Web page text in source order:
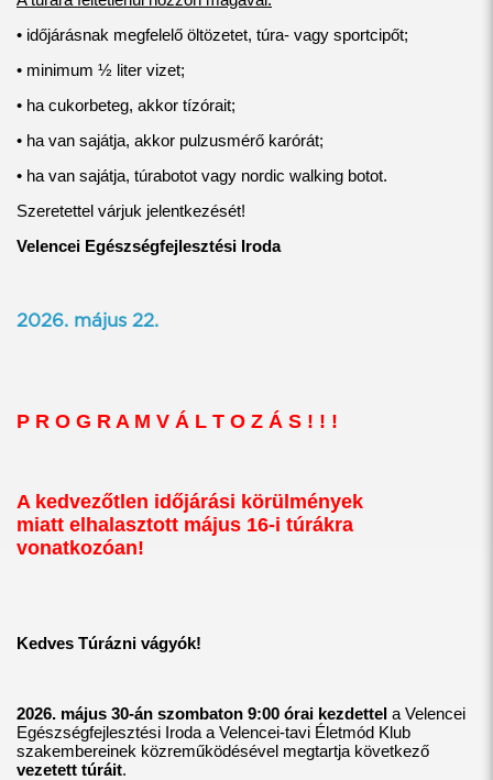
• időjárásnak megfelelő öltözetet, túra- vagy sportcipőt;
• minimum ½ liter vizet;
• ha cukorbeteg, akkor tízórait;
• ha van sajátja, akkor pulzusmérő karórát;
• ha van sajátja, túrabotot vagy nordic walking botot.
Szeretettel várjuk jelentkezését!
Velencei Egészségfejlesztési Iroda
2026. május 22.
P R O G R A M V Á L T O Z Á S ! ! !
A kedvezőtlen időjárási körülmények
miatt elhalasztott május 16-i túrákra
vonatkozóan!
Kedves Túrázni vágyók!
2026. május 30-án szombaton 9:00 órai kezdettel a Velencei
Egészségfejlesztési Iroda a Velencei-tavi Életmód Klub
szakembereinek közreműködésével megtartja következő
vezetett túráit.